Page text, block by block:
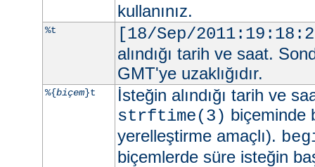
kullanınız.
%t
[18/Sep/
alındığı tarih ve saat.
GMT'ye uzaklığıdır.
%{biçem}t
İsteğin alındığı tarih ve
strftime(3) biçeminde
yerelleştirme amaçlı).
biçemlerde süre isteğin